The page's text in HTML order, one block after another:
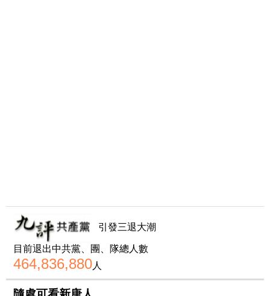
引發三退大潮
目前退出中共黨、團、隊總人數
464,836,880人